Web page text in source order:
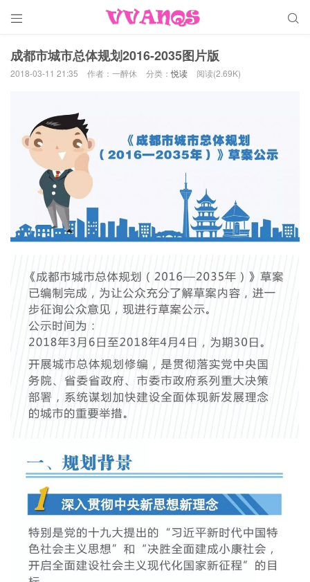
 
成都市城市总体规划2016-2035图片版
2018-03-11 21:35 作者：一醉休 分类：悦读 阅读(2.69K)